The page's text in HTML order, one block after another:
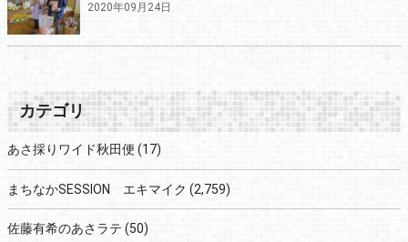
2020年09月24日
カテゴリ
あさ採りワイド秋田便 (17)
まちなかSESSION エキマイク (2,759)
佐藤有希のあさラテ (50)